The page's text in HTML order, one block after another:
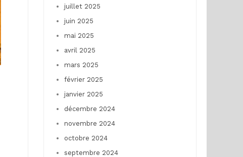
juillet 2025
juin 2025
mai 2025
avril 2025
mars 2025
février 2025
janvier 2025
décembre 2024
novembre 2024
octobre 2024
septembre 2024